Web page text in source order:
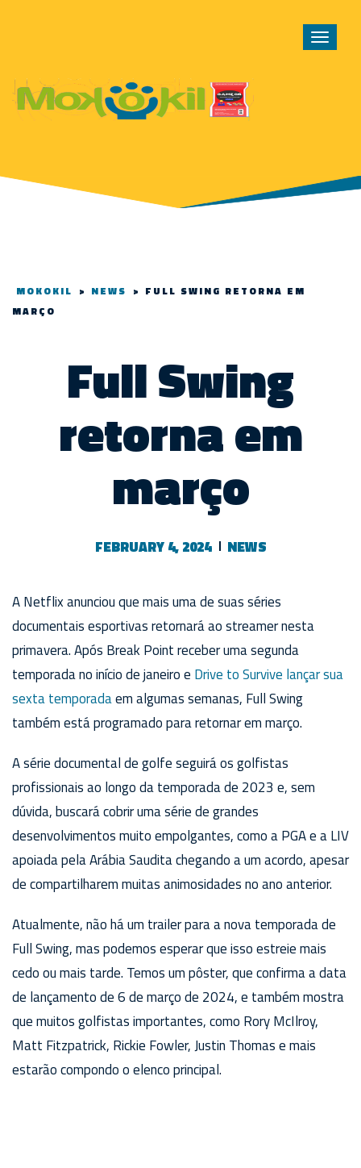
Toggle
MOKOKIL > NEWS > FULL SWING RETORNA EM
MARÇO
Full Swing
retorna em
março
FEBRUARY 4, 2024 NEWS
A Netflix anunciou que mais uma de suas séries
documentais esportivas retornará ao streamer nesta
primavera. Após Break Point receber uma segunda
temporada no início de janeiro e Drive to Survive lançar sua
sexta temporadaem algumas semanas, Full Swing
também está programado para retornar em março.
A série documental de golfe seguirá os golfistas
profissionais ao longo da temporada de 2023 e, sem
dúvida, buscará cobrir uma série de grandes
desenvolvimentos muito empolgantes, como a PGA e a LIV
apoiada pela Arábia Saudita chegando a um acordo, apesar
de compartilharem muitas animosidades no ano anterior.
Atualmente, não há um trailer para a nova temporada de
Full Swing, mas podemos esperar que isso estreie mais
cedo ou mais tarde. Temos um pôster, que confirma a data
de lançamento de 6 de março de 2024, e também mostra
que muitos golfistas importantes, como Rory McIlroy,
Matt Fitzpatrick, Rickie Fowler, Justin Thomas e mais
estarão compondo o elenco principal.